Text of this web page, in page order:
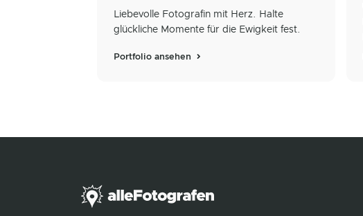
Liebevolle Fotografin mit Herz. Halte
glückliche Momente für die Ewigkeit fest.
Portfolio ansehen